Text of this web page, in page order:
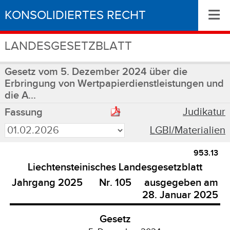
KONSOLIDIERTES RECHT
LANDESGESETZBLATT
≡
Gesetz vom 5. Dezember 2024 über die
Erbringung von Wertpapierdienstleistungen und
die A...
Fassung
Judikatur
LGBl/Materialien